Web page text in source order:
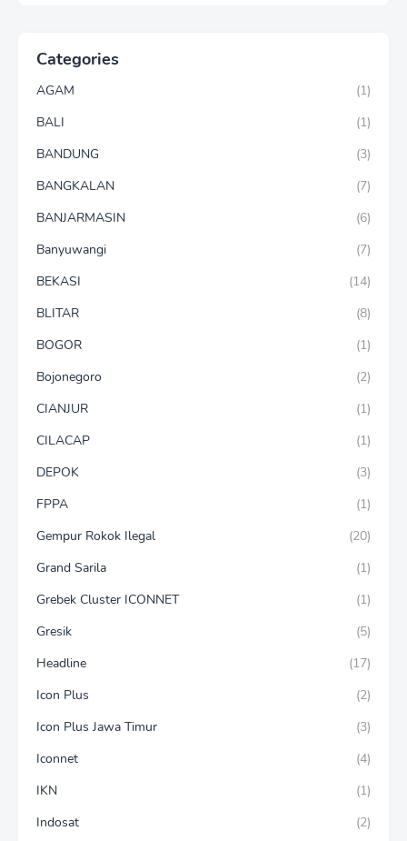
Categories
AGAM
(1)
BALI
(1)
BANDUNG
(3)
BANGKALAN
(7)
BANJARMASIN
(6)
Banyuwangi
(7)
BEKASI
(14)
BLITAR
(8)
BOGOR
(1)
Bojonegoro
(2)
CIANJUR
(1)
CILACAP
(1)
DEPOK
(3)
FPPA
(1)
Gempur Rokok Ilegal
(20)
Grand Sarila
(1)
Grebek Cluster ICONNET
(1)
Gresik
(5)
Headline
(17)
Icon Plus
(2)
Icon Plus Jawa Timur
(3)
Iconnet
(4)
IKN
(1)
Indosat
(2)